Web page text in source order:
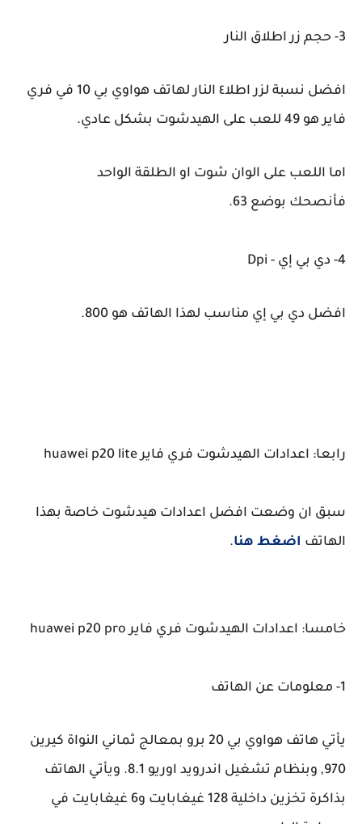
3- حجم زر اطلاق النار
افضل نسبة لزر اطلا٤ النار لهاتف هواوي بي 10 في فري
فاير هو 49 للعب على الهيدشوت بشكل عادي.
اما اللعب على الوان شوت او الطلقة الواحد
فأنصحك بوضع 63.
4- دي بي إي - Dpi
افضل دي بي إي مناسب لهذا الهاتف هو 800.
رابعا: اعدادات الهيدشوت فري فاير huawei p20 lite
سبق ان وضعت افضل اعدادات هيدشوت خاصة بهذا
الهاتف اضغط هنا.
خامسا: اعدادات الهيدشوت فري فاير huawei p20 pro
1- معلومات عن الهاتف
يأتي
هاتف هواوي بي 20 برو بمعالج ثماني النواة كيرين
970, وبنظام تشغيل اندرويد اوريو 8.1.
ويأتي الهاتف
بذاكرة تخزين داخلية 128 غيغابايت و6 غيغابايت في